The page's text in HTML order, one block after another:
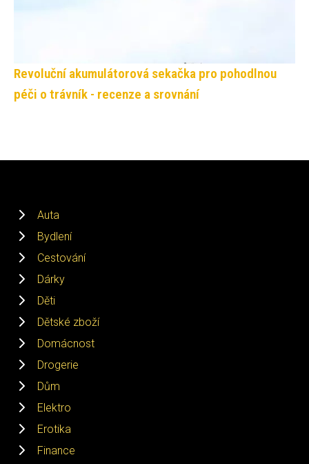
Revoluční akumulátorová sekačka pro pohodlnou
péči o trávník - recenze a srovnání
Auta
Bydlení
Cestování
Dárky
Děti
Dětské zboží
Domácnost
Drogerie
Dům
Elektro
Erotika
Finance